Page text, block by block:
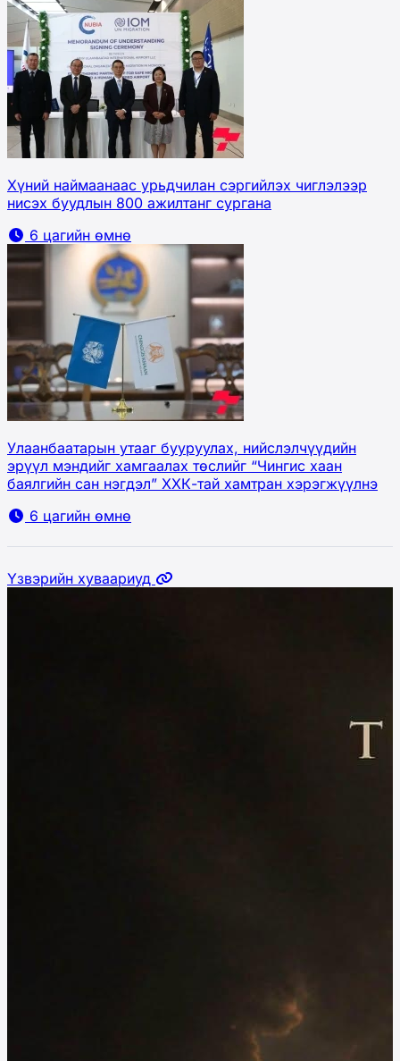
Хүний наймаанаас урьдчилан сэргийлэх чиглэлээр
нисэх буудлын 800 ажилтанг сургана
6 цагийн өмнө
Улаанбаатарын утааг бууруулах, нийслэлчүүдийн
эрүүл мэндийг хамгаалах төслийг “Чингис хаан
баялгийн сан нэгдэл” ХХК-тай хамтран хэрэгжүүлнэ
6 цагийн өмнө
Үзвэрийн хуваариуд